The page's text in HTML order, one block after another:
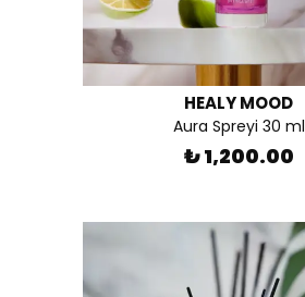
HEALY MOOD
Aura Spreyi 30 ml
₺ 1,200.00